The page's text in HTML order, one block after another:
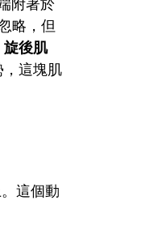
附著於
略，但
旋後肌
，這塊肌
這個動